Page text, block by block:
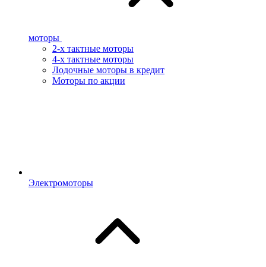
моторы
2-х тактные моторы
4-х тактные моторы
Лодочные моторы в кредит
Моторы по акции
Электромоторы